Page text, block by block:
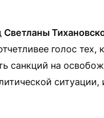
Светланы
голос тех,
санкций на
ситуации,